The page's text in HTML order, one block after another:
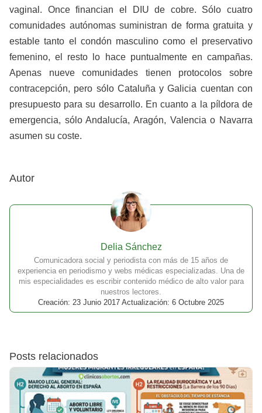
vaginal. Once financian el DIU de cobre. Sólo cuatro
comunidades autónomas suministran de forma gratuita y
estable tanto el condón masculino como el preservativo
femenino, el resto lo hace puntualmente en campañas.
Apenas nueve comunidades tienen protocolos sobre
contracepción, pero sólo Cataluña y Galicia cuentan con
presupuesto para su desarrollo. En cuanto a la píldora de
emergencia, sólo Andalucía, Aragón, Valencia o Navarra
asumen su coste.
Autor
Delia Sánchez
Comunicadora social y periodista con más de 15 años de
experiencia en periodismo y webs médicas especializadas. Una de
mis especialidades es escribir contenido médico de alto valor para
nuestros lectores.
Creación: 23 Junio 2017 Actualización: 6 Octubre 2025
Posts relacionados